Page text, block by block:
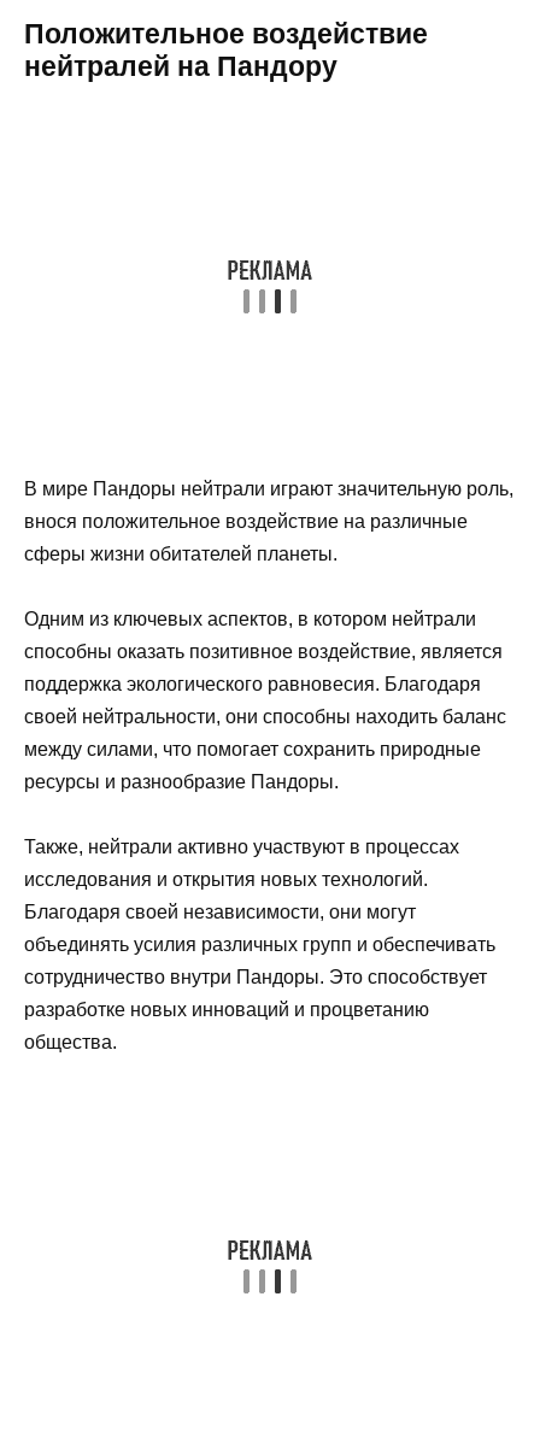
Положительное воздействие
нейтралей на Пандору
В мире Пандоры нейтрали играют значительную роль,
внося положительное воздействие на различные
сферы жизни обитателей планеты.
Одним из ключевых аспектов, в котором нейтрали
способны оказать позитивное воздействие, является
поддержка экологического равновесия. Благодаря
своей нейтральности, они способны находить баланс
между силами, что помогает сохранить природные
ресурсы и разнообразие Пандоры.
Также, нейтрали активно участвуют в процессах
исследования и открытия новых технологий.
Благодаря своей независимости, они могут
объединять усилия различных групп и обеспечивать
сотрудничество внутри Пандоры. Это способствует
разработке новых инноваций и процветанию
общества.